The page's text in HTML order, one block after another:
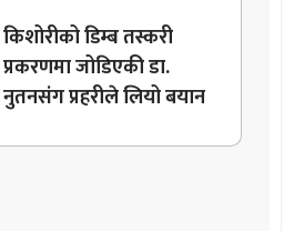
किशोरीको डिम्ब तस्करी
प्रकरणमा जोडिएकी डा.
नुतनसंग प्रहरीले लियो बयान